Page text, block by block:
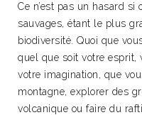
Ce n’est pas un hasard si
sauvages, étant le plus
biodiversité. Quoi que
quel que soit votre esprit,
votre imagination, que
montagne, explorer des
volcanique ou faire du